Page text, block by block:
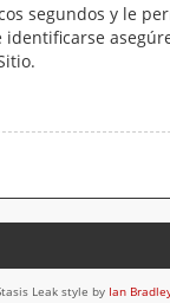
segundos y le
Leak style by Ian